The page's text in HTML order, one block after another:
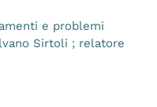
e problemi
Sirtoli ; relatore